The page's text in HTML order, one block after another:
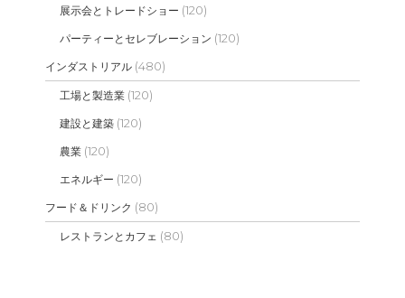
展示会とトレードショー (120)
パーティーとセレブレーション (120)
インダストリアル (480)
工場と製造業 (120)
建設と建築 (120)
農業 (120)
エネルギー (120)
フード＆ドリンク (80)
レストランとカフェ (80)